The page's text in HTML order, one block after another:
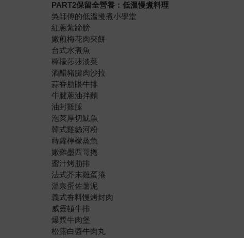
PART2保留全營養：低溫慢煮料理
吳師傅的低溫慢煮小學堂
紅蔥紮蹄膀
嫩煎梅花肉夾餅
台式水煮魚
檸檬莎莎淡菜
酒醋豬腱肉沙拉
蒜香肋眼牛排
牛腱蔥油拌麵
油封雞腿
泡菜厚切魷魚
韓式雞絲河粉
蒔蘿檸檬蒸魚
嫩雞墨西哥捲
蜜汁烤肋排
法式芥末雞蛋捲
溫泉蛋佐薯泥
義式香料慢烤封肉
威靈頓牛排
爆漿牛肉堡
松露白醬牛肉丸